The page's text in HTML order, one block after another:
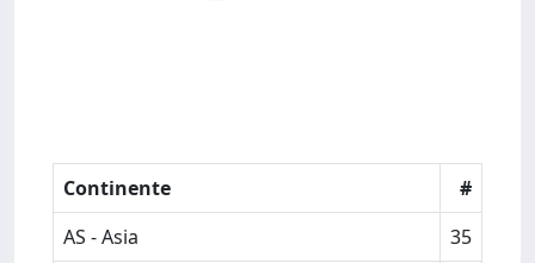
Continente
#
AS - Asia
35